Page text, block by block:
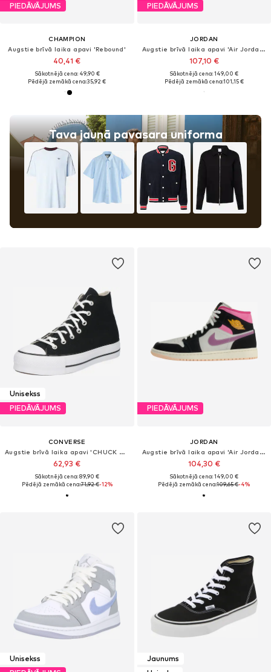
PIEDĀVĀJUMS
CHAMPION
Augstie brīvā laika apavi 'Rebound'
40,41 €
Sākotnējā cena: 49,90 €
Pēdējā zemākā cena:35,92 €
Tava jaunā pavasara uniforma
PIEDĀVĀJUMS
JORDAN
Augstie brīvā laika apavi 'Air Jordan 1'
107,10 €
Sākotnējā cena: 149,00 €
Pēdējā zemākā cena:101,15 €
Unisekss
PIEDĀVĀJUMS
CONVERSE
Augstie brīvā laika apavi 'CHUCK TAYLOR ALL STAR LIFT PLATFORM WIDE WIDTH'
62,93 €
Sākotnējā cena: 89,90 €
Pēdējā zemākā cena:71,92 €-12%
PIEDĀVĀJUMS
JORDAN
Augstie brīvā laika apavi 'Air Jordan 1 Mid SE'
104,30 €
Sākotnējā cena: 149,00 €
Pēdējā zemākā cena:109,65 €-4%
Unisekss
Jaunums